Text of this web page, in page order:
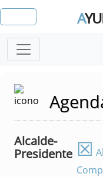
A
Alcalde-
Presidente ☒